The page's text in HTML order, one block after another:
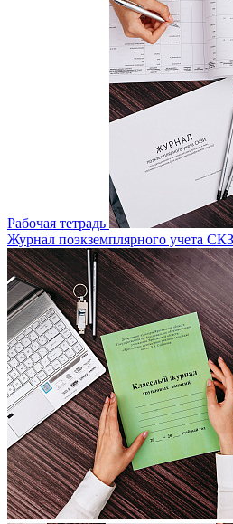
Рабочая тетрадь
Журнал поэкземплярного учета